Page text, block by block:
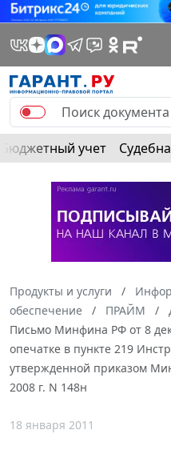
Бюджетный учет
Продукты и услуги
обеспечение
ПРАЙМ
Письмо Минфина РФ от 8
опечатке в пункте 219
утвержденной приказом
2008 г. N 148н
18 января 2011